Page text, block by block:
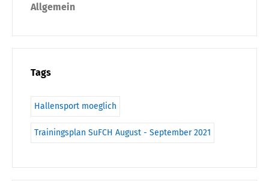
Allgemein
Tags
Hallensport moeglich
Trainingsplan SuFCH August - September 2021